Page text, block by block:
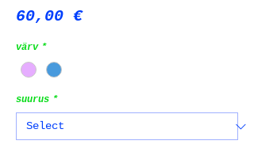
60,00 €Price
värv *
suurus *